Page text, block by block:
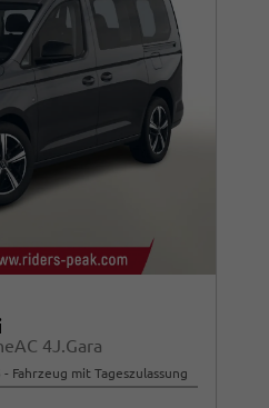
4J.Gara
Fahrzeug mit Tageszulassung